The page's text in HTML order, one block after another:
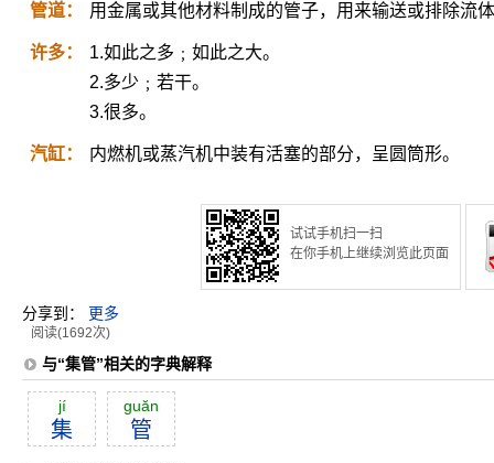
管道： 用金属或其他材料制成的管子，用来输送或排除流
许多：
1.如此之多﹔如此之大。
2.多少﹔若干。
3.很多。
汽缸： 内燃机或蒸汽机中装有活塞的部分，呈圆筒形。
试试手机扫一扫
在你手机上继续浏览此页面
分享到： 更多
阅读(1692次)
与“集管”相关的字典解释
jí
集
guăn
管